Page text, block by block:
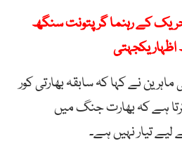
کے رہنما گرپتونت سنگھ
یکجہتی
نے کہا کہ سابقہ بھارتی کور
ہے کہ بھارت جنگ میں
لیے تیار نہیں ہے۔